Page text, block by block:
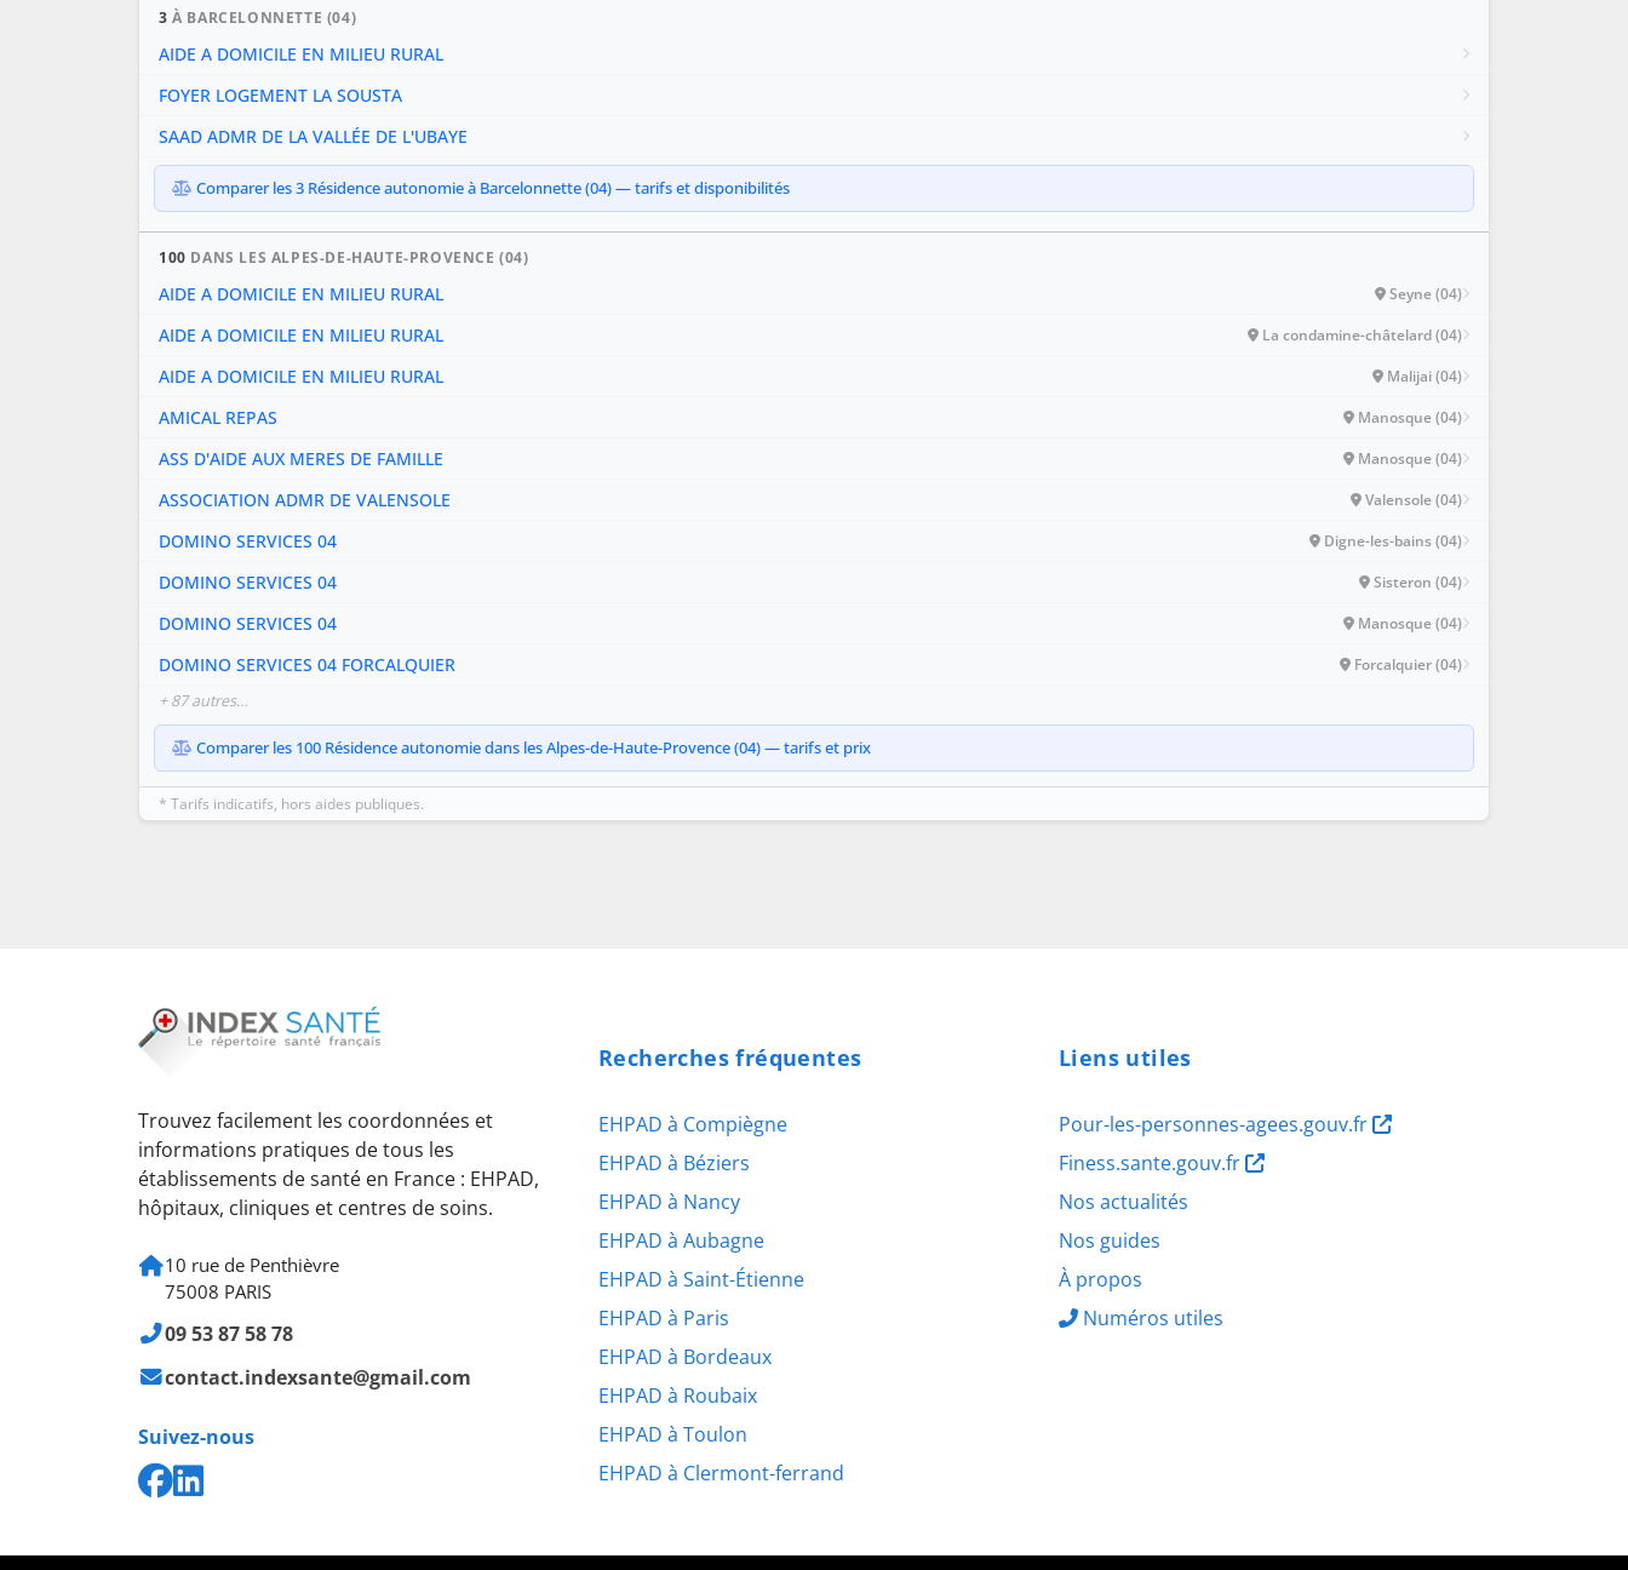
3 À BARCELONNETTE (04)
AIDE A DOMICILE EN MILIEU RURAL
FOYER LOGEMENT LA SOUSTA
SAAD ADMR DE LA VALLÉE DE L'UBAYE
Comparer les 3 Résidence autonomie à Barcelonnette (04) — tarifs et disponibilités
100 DANS LES ALPES-DE-HAUTE-PROVENCE (04)
AIDE A DOMICILE EN MILIEU RURAL Seyne (04)
AIDE A DOMICILE EN MILIEU RURAL La condamine-châtelard (04)
AIDE A DOMICILE EN MILIEU RURAL Malijai (04)
AMICAL REPAS Manosque (04)
ASS D'AIDE AUX MERES DE FAMILLE Manosque (04)
ASSOCIATION ADMR DE VALENSOLE Valensole (04)
DOMINO SERVICES 04 Digne-les-bains (04)
DOMINO SERVICES 04 Sisteron (04)
DOMINO SERVICES 04 Manosque (04)
DOMINO SERVICES 04 FORCALQUIER
Forcalquier (04)
+ 87 autres…
Comparer les 100 Résidence autonomie dans les Alpes-de-Haute-Provence (04) — tarifs et prix
* Tarifs indicatifs, hors aides publiques.
Trouvez facilement les coordonnées et
informations pratiques de tous les
établissements de santé en France : EHPAD,
hôpitaux, cliniques et centres de soins.
10 rue de Penthièvre
75008 PARIS
09 53 87 58 78
contact.indexsante@gmail.com
Suivez-nous
Recherches fréquentes
EHPAD à Compiègne
EHPAD à Béziers
EHPAD à Nancy
EHPAD à Aubagne
EHPAD à Saint-Étienne
EHPAD à Paris
EHPAD à Bordeaux
EHPAD à Roubaix
EHPAD à Toulon
EHPAD à Clermont-ferrand
Liens utiles
Pour-les-personnes-agees.gouv.fr
Finess.sante.gouv.fr
Nos actualités
Nos guides
À propos
Numéros utiles